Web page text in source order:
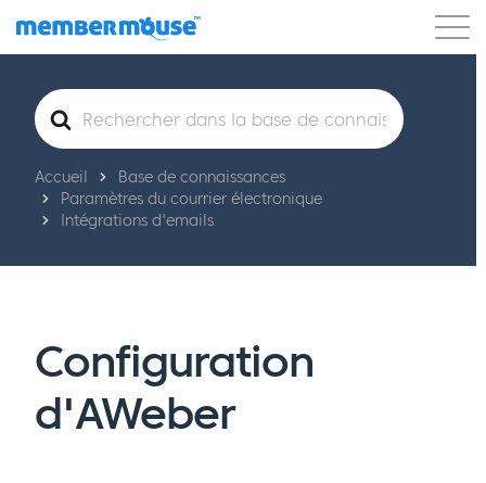
Caractéristiques Clients Tarification
Commencer
Rechercher
Accueil
Base de connaissances
Paramètres du courrier électronique
Intégrations d'emails
Configuration
d'AWeber